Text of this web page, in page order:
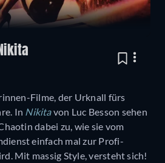
Filme, der Urknall fürs
In Nikitavon Luc Besson sehen
dabei zu, wie sie vom
einfach mal zur Profi-
Mit massig Style, versteht sich!